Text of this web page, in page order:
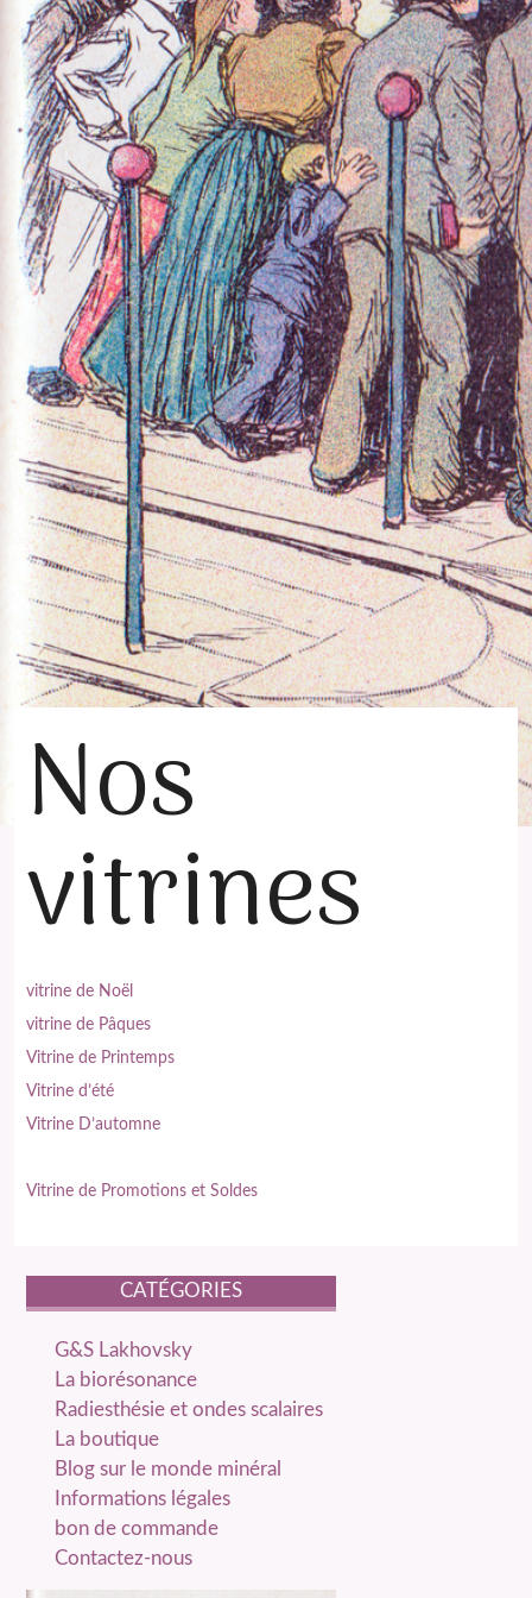
Nos
vitrines
vitrine de Noël
vitrine de Pâques
Vitrine de Printemps
Vitrine d’été
Vitrine D’automne
Vitrine de Promotions et Soldes
CATÉGORIES
catégories
G&S Lakhovsky
La biorésonance
Radiesthésie et ondes scalaires
La boutique
Blog sur le monde minéral
Informations légales
bon de commande
Contactez-nous